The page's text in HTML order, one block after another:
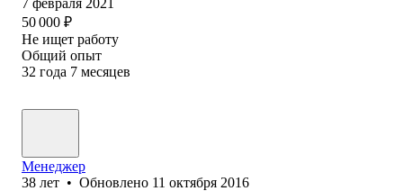
50 000 ₽
Не ищет работу
Общий опыт
32 года 7 месяцев
Менеджер
38 лет • Обновлено 11 октября 2016